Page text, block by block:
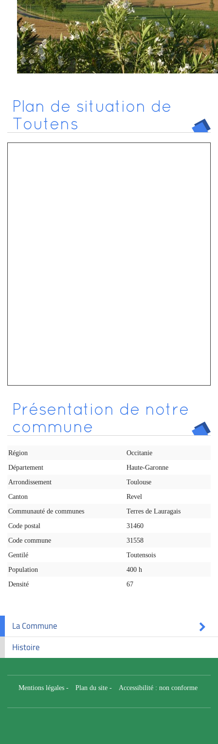
Plan de situation de
Toutens
Présentation de notre
commune
Région
Occitanie
Département
Haute-Garonne
Arrondissement
Toulouse
Canton
Revel
Communauté de communes
Terres de Lauragais
Code postal
31460
Code commune
31558
Gentilé
Toutensois
Population
400 h
Densité
67
La Commune
Histoire
Mentions légales- Plan du site- Accessibilité : non conforme